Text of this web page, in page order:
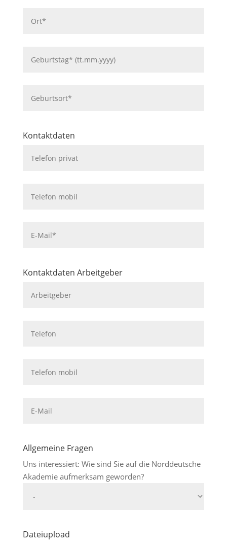
Kontaktdaten
Kontaktdaten Arbeitgeber
Allgemeine Fragen
Uns interessiert: Wie sind Sie auf die Norddeutsche
Akademie aufmerksam geworden?
Dateiupload